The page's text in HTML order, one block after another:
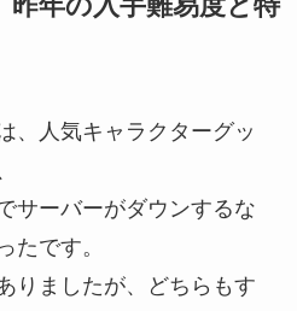
昨年の入手難易度と特
、人気キャラクターグッ
サーバーがダウンするな
たです。
りましたが、どちらもす